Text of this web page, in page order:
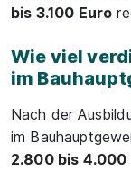
bis 3.100 Euro
Wie viel
im
Nach der
im
2.800 bis 4.000